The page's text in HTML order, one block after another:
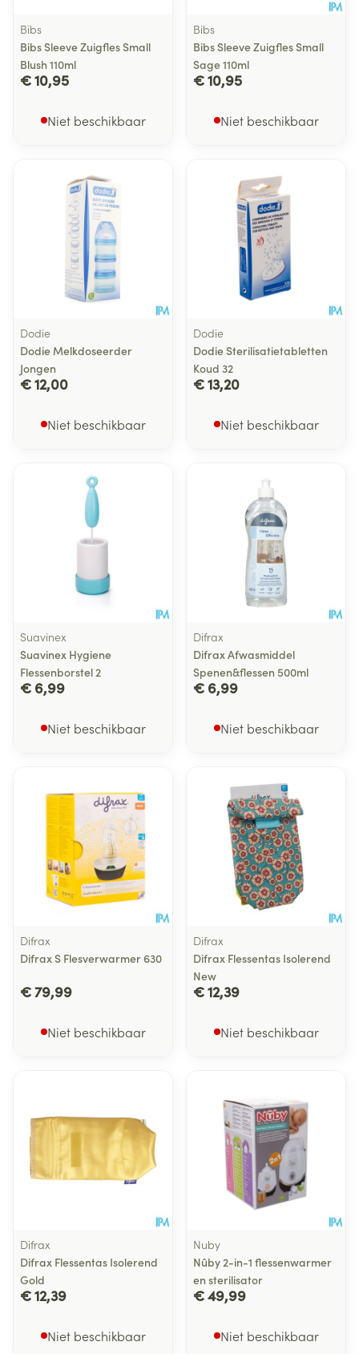
Bibs
Bibs Sleeve Zuigfles Small
Blush 110ml
€ 10,95
Niet beschikbaar
Bibs
Bibs Sleeve Zuigfles Small
Sage 110ml
€ 10,95
Niet beschikbaar
Dodie
Dodie Melkdoseerder
Jongen
€ 12,00
Niet beschikbaar
Dodie
Dodie Sterilisatietabletten
Koud 32
€ 13,20
Niet beschikbaar
Suavinex
Suavinex Hygiene
Flessenborstel 2
€ 6,99
Niet beschikbaar
Difrax
Difrax Afwasmiddel
Spenen&flessen 500ml
€ 6,99
Niet beschikbaar
Difrax
Difrax S Flesverwarmer 630
€ 79,99
Niet beschikbaar
Difrax
Difrax Flessentas Isolerend
New
€ 12,39
Niet beschikbaar
Difrax
Difrax Flessentas Isolerend
Gold
€ 12,39
Niet beschikbaar
Nuby
Nûby 2-in-1 flessenwarmer
en sterilisator
€ 49,99
Niet beschikbaar